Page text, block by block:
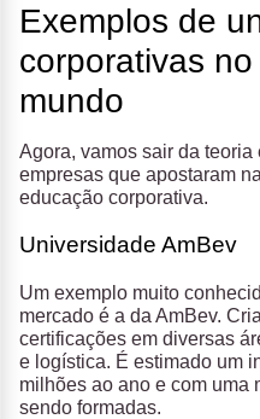
Exemplos de
corporativas
mundo
Agora, vamos sair da
empresas que apostaram
educação corporativa.
Universidade AmBev
Um exemplo muito
mercado é a da AmBev.
certificações em diversas
e logística. É estimado um
milhões ao ano e com uma
sendo formadas.